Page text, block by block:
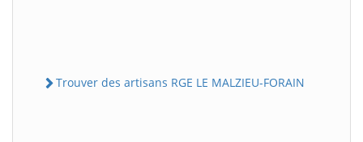
Trouver des artisans RGE LE MALZIEU-FORAIN